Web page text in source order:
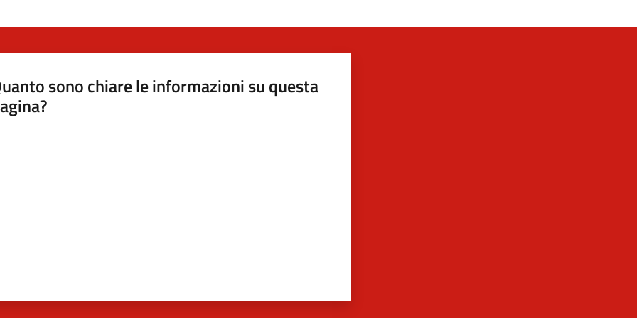
sono chiare le informazioni su questa